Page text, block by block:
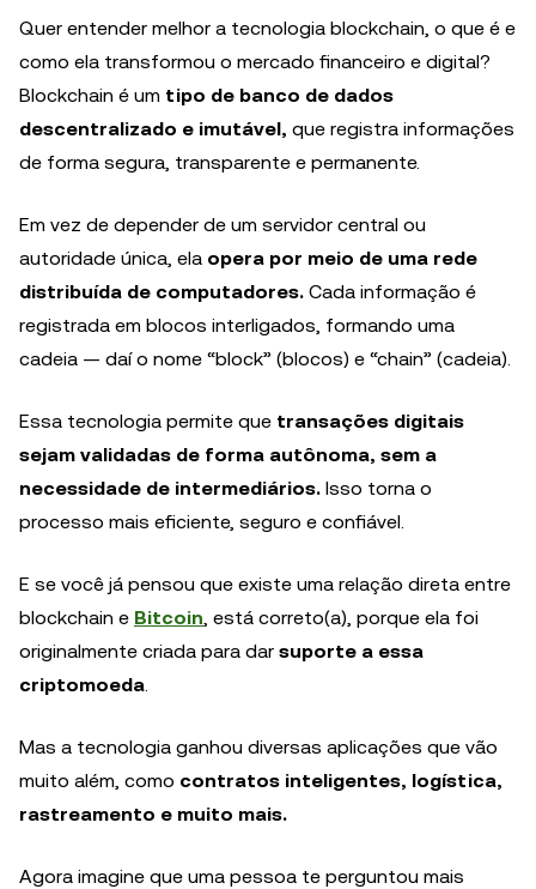
Quer entender melhor a tecnologia blockchain, o que é e
como ela transformou o mercado financeiro e digital?
Blockchain é um tipo de banco de dados
descentralizado e imutável, que registra informações
de forma segura, transparente e permanente.
Em vez de depender de um servidor central ou
autoridade única, ela opera por meio de uma rede
distribuída de computadores. Cada informação é
registrada em blocos interligados, formando uma
cadeia — daí o nome “block” (blocos) e “chain” (cadeia).
Essa tecnologia permite que transações digitais
sejam validadas de forma autônoma, sem a
necessidade de intermediários. Isso torna o
processo mais eficiente, seguro e confiável.
E se você já pensou que existe uma relação direta entre
blockchain e Bitcoin, está correto(a), porque ela foi
originalmente criada para dar suporte a essa
criptomoeda.
Mas a tecnologia ganhou diversas aplicações que vão
muito além, como contratos inteligentes, logística,
rastreamento e muito mais.
Agora imagine que uma pessoa te perguntou mais